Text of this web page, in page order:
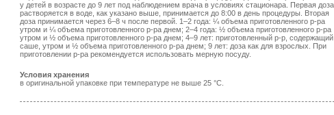
у детей в возрасте до 9 лет под наблюдением врача в условиях стационара. Первая доза
растворяется в воде, как указано выше, принимается до 8:00 в день процедуры. Вторая
доза принимается через 6–8 ч после первой. 1–2 года: ¼ объема приготовленного р-ра
утром и ¼ объема приготовленного р-ра днем; 2–4 года: ½ объема приготовленного р-ра
утром и ½ объема приготовленного р-ра днем; 4–9 лет: приготовленный р-р, содержащий
саше, утром и ½ объема приготовленного р-ра днем; 9 лет: доза как для взрослых. При
приготовлении р-ра рекомендуется использовать мерную посуду.
Условия хранения
в оригинальной упаковке при температуре не выше 25 °С.